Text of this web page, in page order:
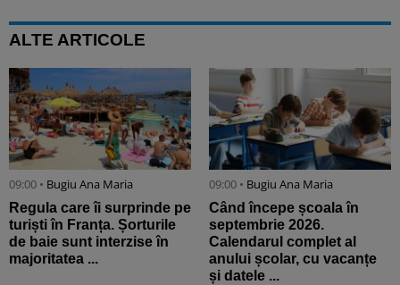
ALTE ARTICOLE
09:00 • Bugiu ⁠Ana Maria
Regula care îi surprinde pe
turiști în Franța. Șorturile
de baie sunt interzise în
majoritatea ...
09:00 • Bugiu ⁠Ana Maria
Când începe școala în
septembrie 2026.
Calendarul complet al
anului școlar, cu vacanțe
și datele ...